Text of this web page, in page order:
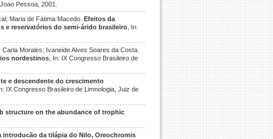
Pessoa, 2001.
Maria de Fátima Macedo. Efeitos da
e reservatórios do semi-árido brasileiro , In:
Morales; Ivaneide Alves Soares da Costa.
nordestinos , In: IX Congresso Brasileiro de
e descendente do crescimento
IX Congresso Brasileiro de Limnologia, Juiz de
structure on the abundance of trophic
introducão da tilápia do Nilo, Oreochromis